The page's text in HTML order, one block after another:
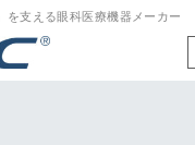
を支える眼科医療機器メーカー